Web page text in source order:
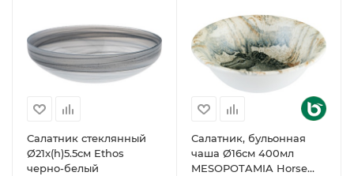
Салатник стеклянный
Ø21x(h)5.5см Ethos
черно-белый
Салатник, бульонная
чаша Ø16см 400мл
MESOPOTAMIA Horse